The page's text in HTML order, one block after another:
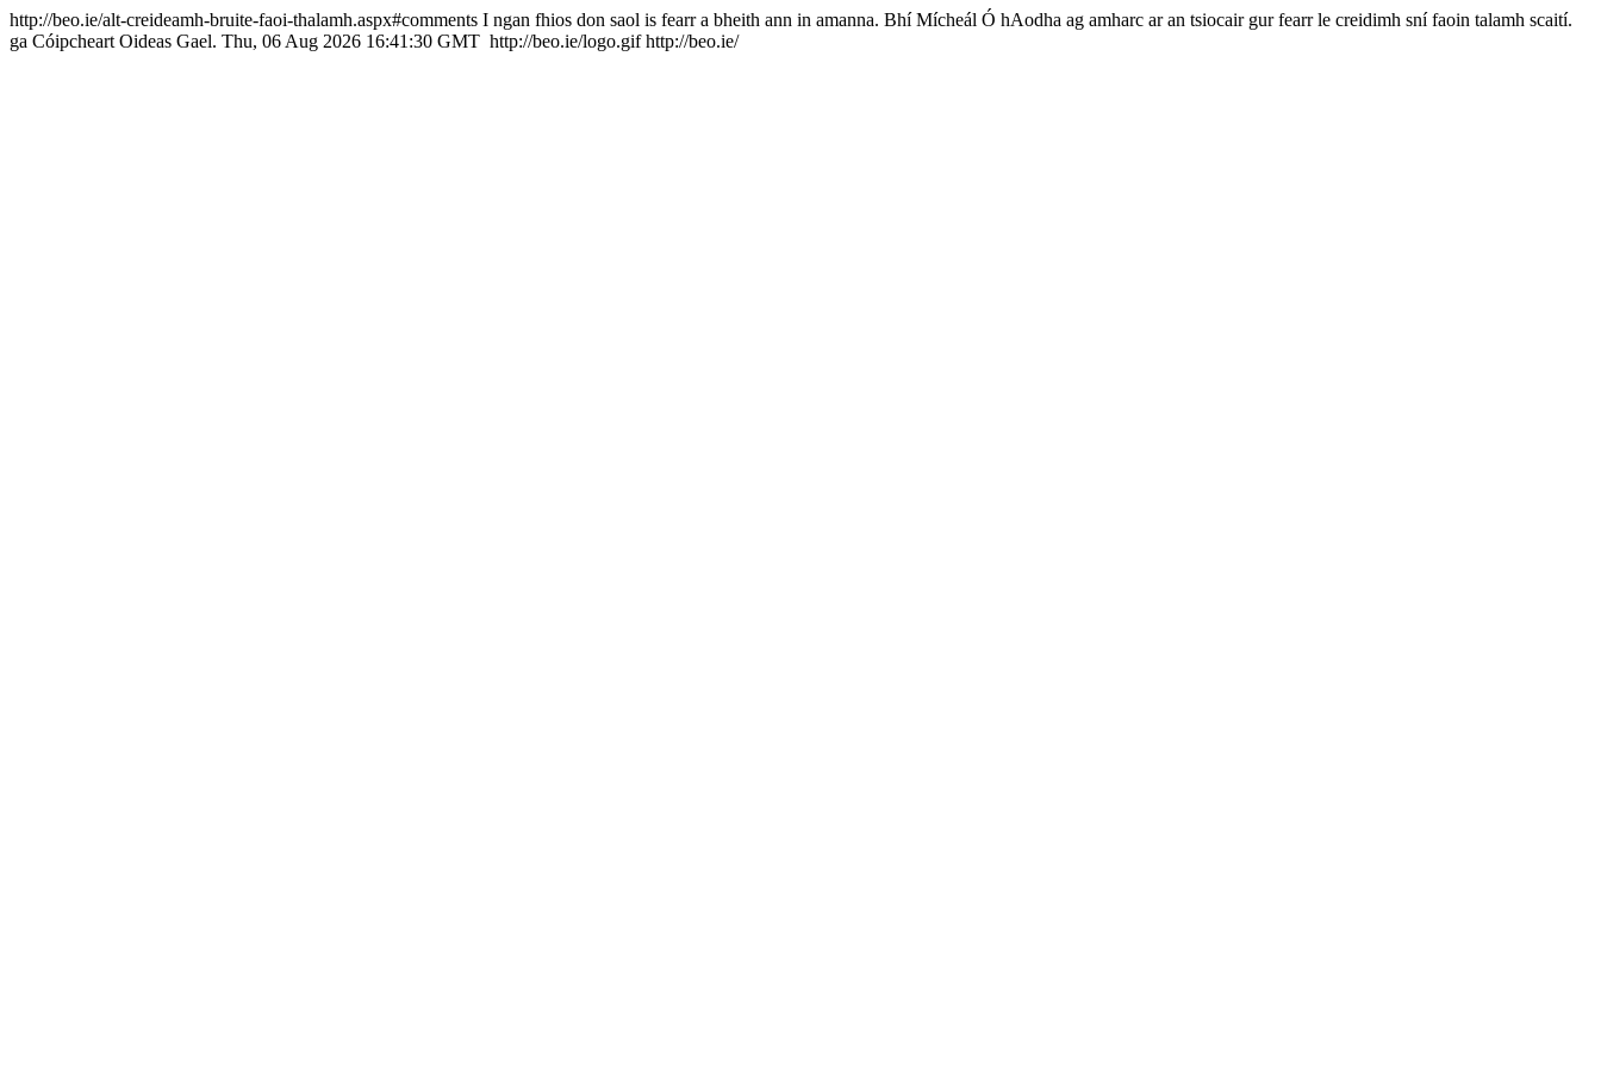
http://beo.ie/alt-creideamh-bruite-faoi-thalamh.aspx#comments I ngan fhios don saol is fearr a bheith ann in amanna. Bhí Mícheál Ó hAodha ag amharc ar an tsiocair gur fearr le creidimh sní faoin talamh scaití.
ga Cóipcheart Oideas Gael. Thu, 06 Aug 2026 16:41:30 GMT http://beo.ie/logo.gif http://beo.ie/